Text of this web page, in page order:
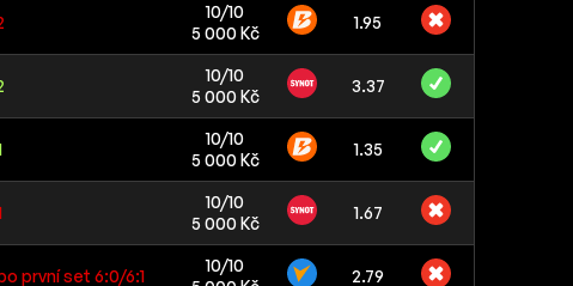
10/10
5 000 Kč
1.95
10/10
5 000 Kč
3.37
10/10
5 000 Kč
1.35
10/10
5 000 Kč
1.67
první set 6:0/6:1
10/10
2.79